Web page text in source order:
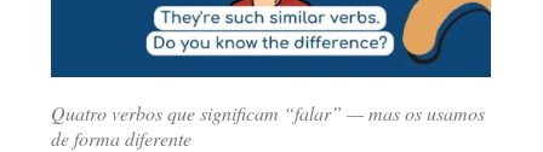
Quatro verbos que significam “falar” — mas os usamos
de forma diferente